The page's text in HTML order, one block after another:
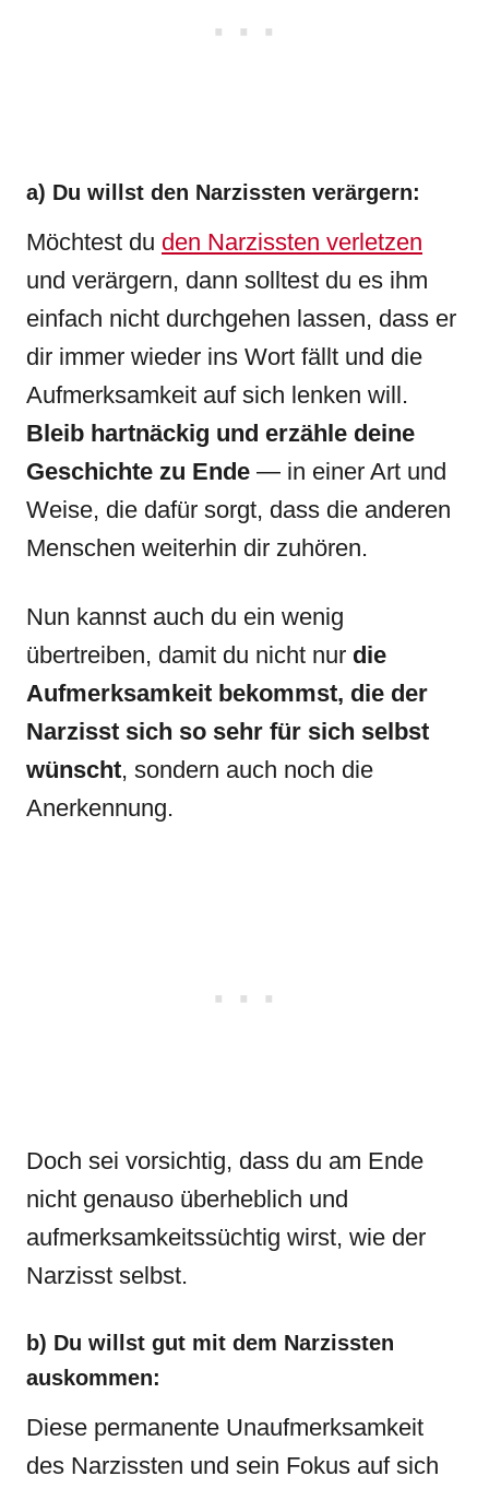
a) Du willst den Narzissten verärgern:
Möchtest du den Narzissten verletzen
und verärgern, dann solltest du es ihm
einfach nicht durchgehen lassen, dass er
dir immer wieder ins Wort fällt und die
Aufmerksamkeit auf sich lenken will.
Bleib hartnäckig und erzähle deine
Geschichte zu Ende — in einer Art und
Weise, die dafür sorgt, dass die anderen
Menschen weiterhin dir zuhören.
Nun kannst auch du ein wenig
übertreiben, damit du nicht nur die
Aufmerksamkeit bekommst, die der
Narzisst sich so sehr für sich selbst
wünscht, sondern auch noch die
Anerkennung.
Doch sei vorsichtig, dass du am Ende
nicht genauso überheblich und
aufmerksamkeitssüchtig wirst, wie der
Narzisst selbst.
b) Du willst gut mit dem Narzissten
auskommen:
Diese permanente Unaufmerksamkeit
des Narzissten und sein Fokus auf sich